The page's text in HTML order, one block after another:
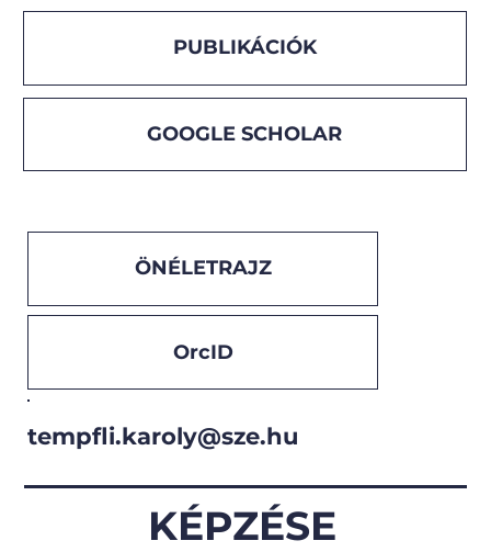
PUBLIKÁCIÓK
GOOGLE SCHOLAR
ÖNÉLETRAJZ
tempfli.karoly@sze.hu
OrcID
KÉPZÉSE